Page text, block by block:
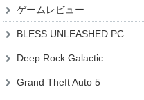
ゲームレビュー
BLESS UNLEASHED PC
Deep Rock Galactic
Grand Theft Auto 5